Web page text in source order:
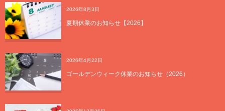
2026年8月3日
夏期休業のお知らせ【2026】
2026年4月22日
ゴールデンウィーク休業のお知らせ（2026）